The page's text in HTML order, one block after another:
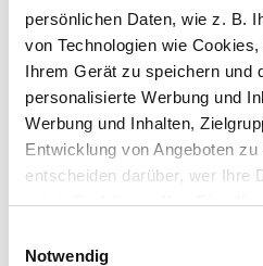
persönlichen Daten, wie z. B.
von Technologien wie
Ihrem Gerät zu speichern und
personalisierte Werbung und
Werbung und Inhalten,
Entwicklung von Angeboten
entscheiden darüber, wer Ihre
nutzt. Sie können Ihre
Trigger Symbol ändern oder
Notwendig
43 / 58